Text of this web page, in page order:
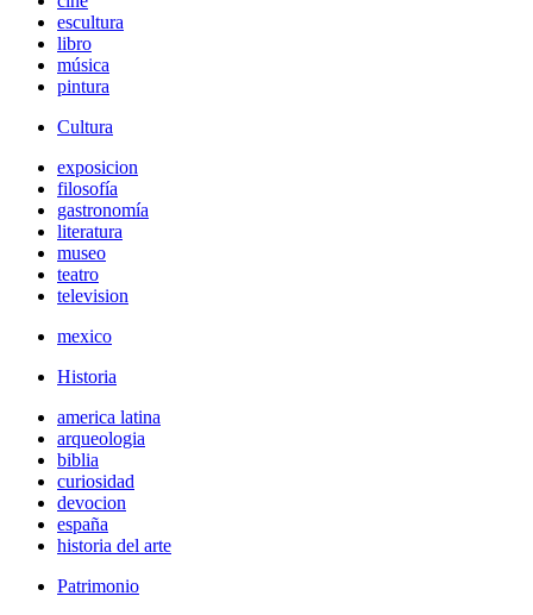
escultura
libro
música
pintura
Cultura
exposicion
filosofía
gastronomía
literatura
museo
teatro
television
mexico
Historia
america latina
arqueologia
biblia
curiosidad
devocion
españa
historia del arte
Patrimonio